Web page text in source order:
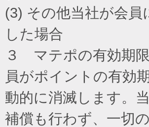
(3) その他当社が会
した場合
３ マテポの有効期
員がポイントの有効
動的に消滅します。
補償も行わず、一切